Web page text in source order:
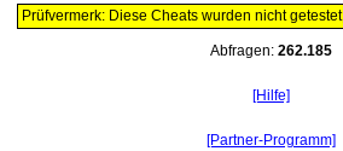
Prüfvermerk: Diese Cheats wurden nicht
Abfragen: 262.185
[Hilfe]
[Partner-Programm]